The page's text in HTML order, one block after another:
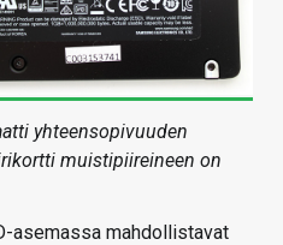
yhteensopivuuden
muistipiireineen on
asemassa mahdollistavat